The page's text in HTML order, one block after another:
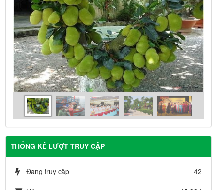
THỐNG KÊ LƯỢT TRUY CẬP
Đang truy cập 42